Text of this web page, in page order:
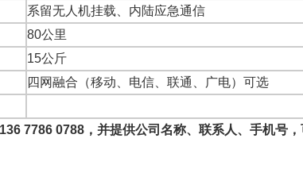
系留无人机挂载、内陆应急通信
80公里
15公斤
四网融合（移动、电信、联通、广电）可选
7786 0788，并提供公司 名称、联系人、手机号，